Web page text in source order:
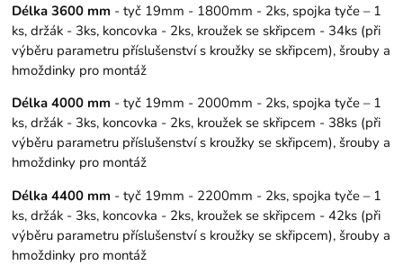
Délka 3600 mm - tyč 19mm - 1800mm - 2ks, spojka tyče – 1
ks, držák - 3ks, koncovka - 2ks, kroužek se skřipcem - 34ks (při
výběru parametru příslušenství s kroužky se skřipcem), šrouby a
hmoždinky pro montáž
Délka 4000 mm - tyč 19mm - 2000mm - 2ks, spojka tyče – 1
ks, držák - 3ks, koncovka - 2ks, kroužek se skřipcem - 38ks (při
výběru parametru příslušenství s kroužky se skřipcem), šrouby a
hmoždinky pro montáž
Délka 4400 mm - tyč 19mm - 2200mm - 2ks, spojka tyče – 1
ks, držák - 3ks, koncovka - 2ks, kroužek se skřipcem - 42ks (při
výběru parametru příslušenství s kroužky se skřipcem), šrouby a
hmoždinky pro montáž